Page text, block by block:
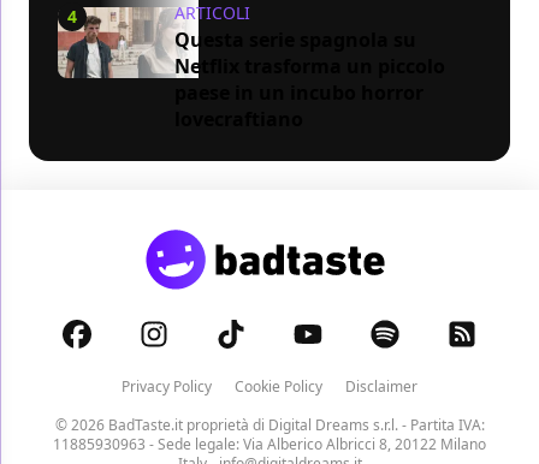
4 ARTICOLI
Questa serie spagnola su
Netflix trasforma un piccolo
Privacy Policy Cookie Policy
Disclaimer
© 2026 BadTaste.it proprietà di Digital Dreams s.r.l.- Partita IVA:
11885930963 - Sede legale: Via Alberico Albricci 8, 20122 Milano